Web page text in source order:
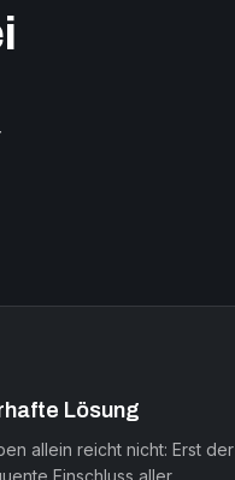
Lösung
allein reicht nicht: Erst der
Einschluss aller